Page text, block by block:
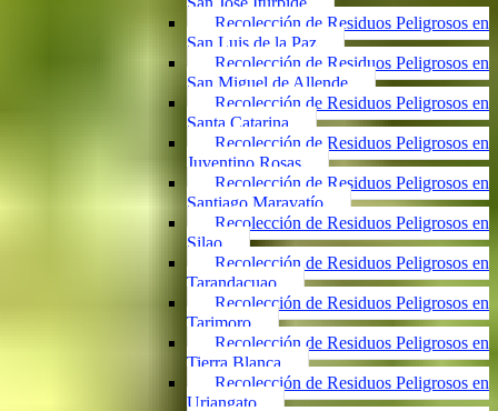
Recolección de Residuos Peligrosos en
San Luis de la Paz
Recolección de Residuos Peligrosos en
San Miguel de Allende
Recolección de Residuos Peligrosos en
Santa Catarina
Recolección de Residuos Peligrosos en
Juventino Rosas
Recolección de Residuos Peligrosos en
Santiago Maravatío
Recolección de Residuos Peligrosos en
Silao
Recolección de Residuos Peligrosos en
Tarandacuao
Recolección de Residuos Peligrosos en
Tarimoro
Recolección de Residuos Peligrosos en
Tierra Blanca
Recolección de Residuos Peligrosos en
Uriangato